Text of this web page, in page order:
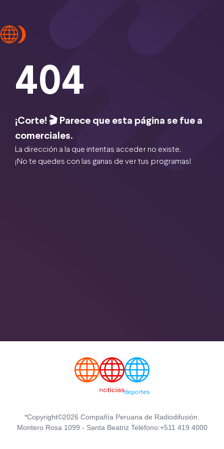
404
¡Corte! 🎬 Parece que esta página se fue a
comerciales.
La dirección a la que intentas acceder no existe.
¡No te quedes con las ganas de ver tus programas!
*Copyright©2026 Compañía Peruana de Radiodifusión.
Montero Rosa 1099 - Santa Beatriz Teléfono:+511 419 4000